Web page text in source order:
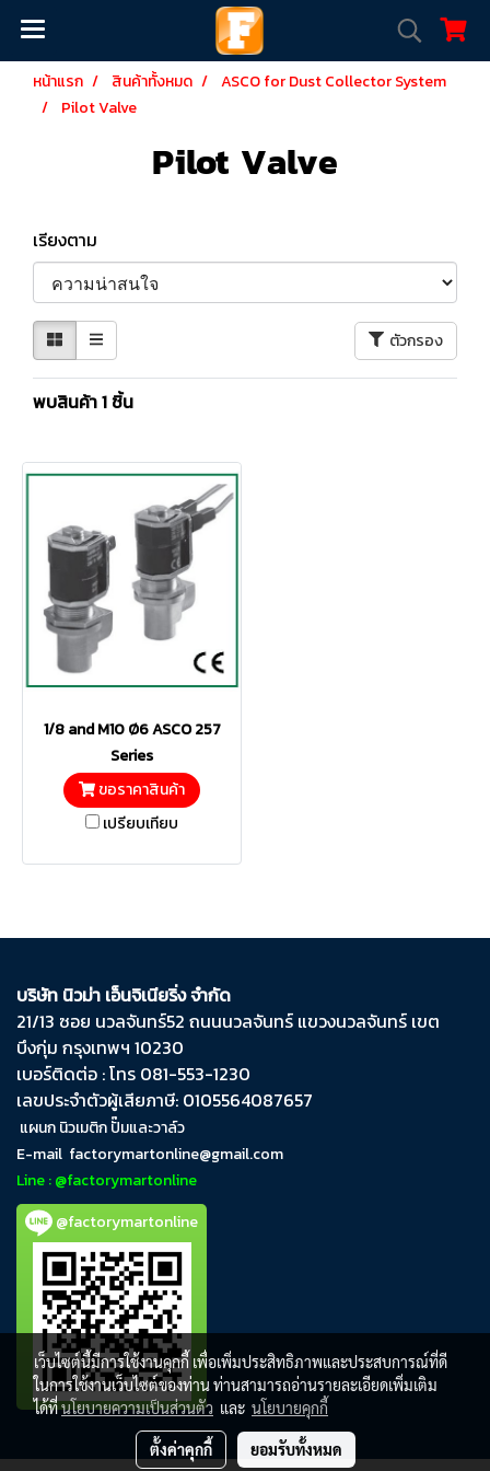
หน้าแรก สินค้าทั้งหมด
ASCO for Dust Collector System
Pilot Valve
Pilot Valve
เรียงตาม
ตัวกรอง
พบสินค้า 1 ชิ้น
1/8 and M10 Ø6 ASCO 257
Series
ขอราคาสินค้า
เปรียบเทียบ
บริษัท นิวม่า เอ็นจิเนียริ่ง จำกัด
21/13 ซอย นวลจันทร์​52 ถนน​นวลจันทร์​ แขวง​นวลจันทร์​ เขต​
บึงกุ่ม​ กรุงเทพฯ​ 10230
เบอร์ติดต่อ : โทร 081-553-1230
เลขประจำตัวผู้เสียภาษี: 0105564087657
แผนก นิวเมติก ปั๊มและวาล์ว
E-mail factorymartonline@gmail.com
Line : @factorymartonline
@factorymartonline
เว็บไซต์นี้มีการใช้งานคุกกี้ เพื่อเพิ่มประสิทธิภาพและประสบการณ์ที่ดี
ในการใช้งานเว็บไซต์ของท่าน ท่านสามารถอ่านรายละเอียดเพิ่มเติม
ได้ที่นโยบายความเป็นส่วนตัว และ นโยบายคุกกี้
ตั้งค่าคุกกี้ ยอมรับทั้งหมด